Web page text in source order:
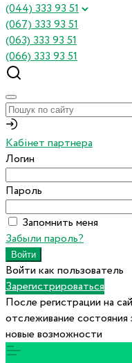
(044) 333 93 51
(067) 333 93 51
(063) 333 93 51
(066) 333 93 51
Кабінет партнера
Логин
Пароль
Запомнить меня
Забыли пароль?
Войти как пользователь
Зарегистрироваться
После регистрации на
отслеживание состояния
новые возможности